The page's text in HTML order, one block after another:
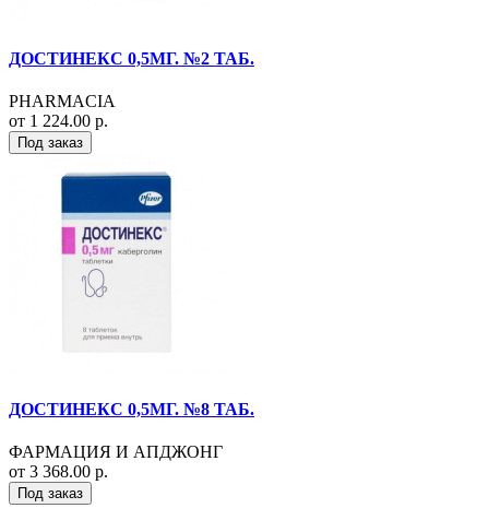
ДОСТИНЕКС 0,5МГ. №2 ТАБ.
PHARMACIA
от 1 224.00 р.
Под заказ
ДОСТИНЕКС 0,5МГ. №8 ТАБ.
ФАРМАЦИЯ И АПДЖОНГ
от 3 368.00 р.
Под заказ